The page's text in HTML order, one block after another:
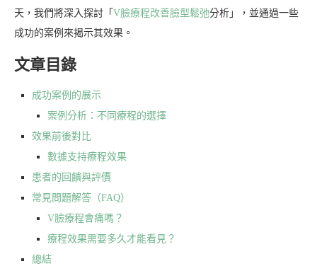
天，我們將深入探討「 V臉療程改善臉型鬆弛分析」，並通過一些
成功的案例來揭示其效果。
文章目錄
成功案例的展示
案例分析：不同療程的選擇
效果前後對比
數據支持療程效果
患者的回饋與評價
常見問題解答（FAQ）
V臉療程會痛嗎？
療程效果需要多久才能看見？
總結